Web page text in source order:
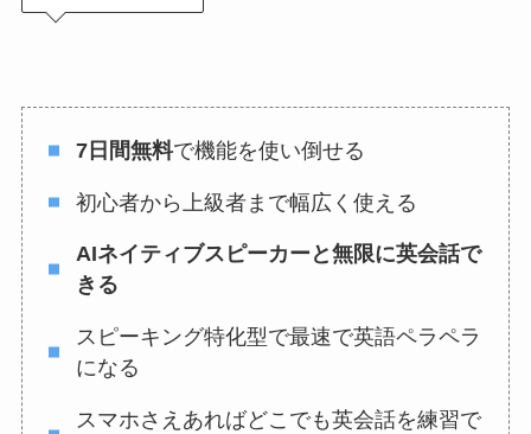
7日間無料で機能を使い倒せる
初心者から上級者まで幅広く使える
AIネイティブスピーカーと無限に英会話で
きる
スピーキング特化型で最速で英語ペラペラ
になる
スマホさえあればどこでも英会話を練習で